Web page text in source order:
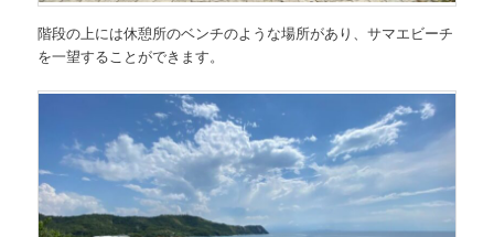
階段の上には休憩所のベンチのような場所があり、サマエビーチ
を一望することができます。